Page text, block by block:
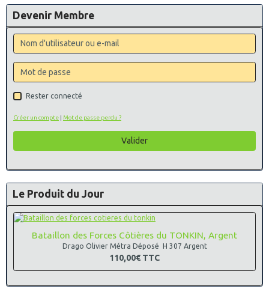
Devenir Membre
Rester connecté
Créer un compte | Mot de passe perdu ?
Valider
Le Produit du Jour
Bataillon des Forces Côtières du TONKIN, Argent
Drago Olivier Métra Déposé H 307 Argent
110,00€ TTC